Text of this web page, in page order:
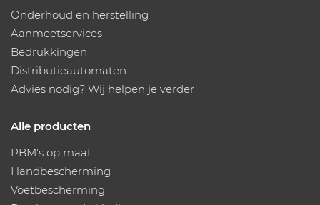
Onderhoud en herstelling
Aanmeetservices
Bedrukkingen
Distributieautomaten
Advies nodig? Wij helpen je verder
Alle producten
PBM's op maat
Handbescherming
Voetbescherming